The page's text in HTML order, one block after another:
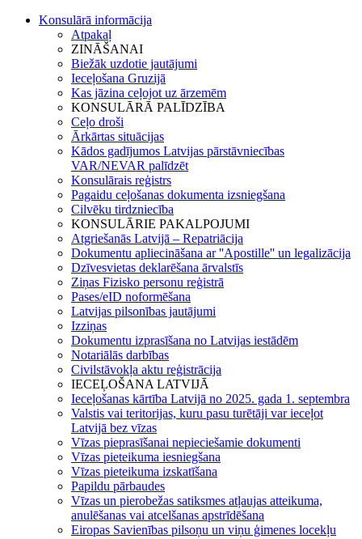
Konsulārā informācija
Atpakaļ
ZINĀŠANAI
Biežāk uzdotie jautājumi
Ieceļošana Gruzijā
Kas jāzina ceļojot uz ārzemēm
KONSULĀRĀ PALĪDZĪBA
Ceļo droši
Ārkārtas situācijas
Kādos gadījumos Latvijas pārstāvniecības
VAR/NEVAR palīdzēt
Konsulārais reģistrs
Pagaidu ceļošanas dokumenta izsniegšana
Cilvēku tirdzniecība
KONSULĀRIE PAKALPOJUMI
Atgriešanās Latvijā – Repatriācija
Dokumentu apliecināšana ar ''Apostille'' un legalizācija
Dzīvesvietas deklarēšana ārvalstīs
Ziņas Fizisko personu reģistrā
Pases/eID noformēšana
Latvijas pilsonības jautājumi
Izziņas
Dokumentu izprasīšana no Latvijas iestādēm
Notariālās darbības
Civilstāvokļa aktu reģistrācija
IECEĻOŠANA LATVIJĀ
Ieceļošanas kārtība Latvijā no 2025. gada 1. septembra
Valstis vai teritorijas, kuru pasu turētāji var ieceļot
Latvijā bez vīzas
Vīzas pieprasīšanai nepieciešamie dokumenti
Vīzas pieteikuma iesniegšana
Vīzas pieteikuma izskatīšana
Papildu pārbaudes
Vīzas un pierobežas satiksmes atļaujas atteikuma,
anulēšanas vai atcelšanas apstrīdēšana
Eiropas Savienības pilsoņu un viņu ģimenes locekļu